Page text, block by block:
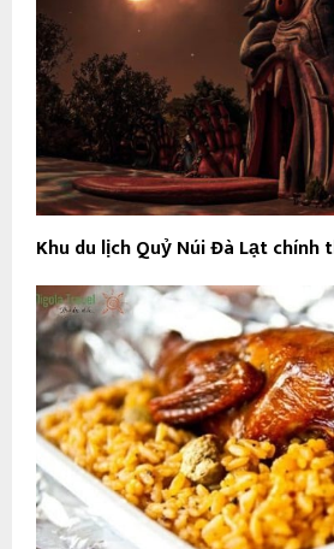
Khu du lịch Quỷ Núi Đà Lạt